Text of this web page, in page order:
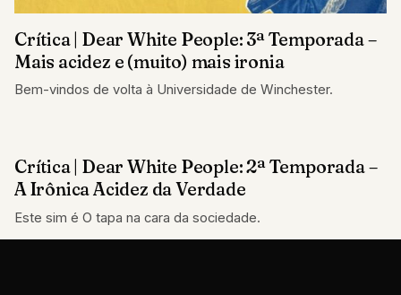
Crítica | Dear White People: 3ª Temporada –
Mais acidez e (muito) mais ironia
Bem-vindos de volta à Universidade de Winchester.
CRÍTICAS
Crítica | Dear White People: 2ª Temporada –
A Irônica Acidez da Verdade
Este sim é O tapa na cara da sociedade.